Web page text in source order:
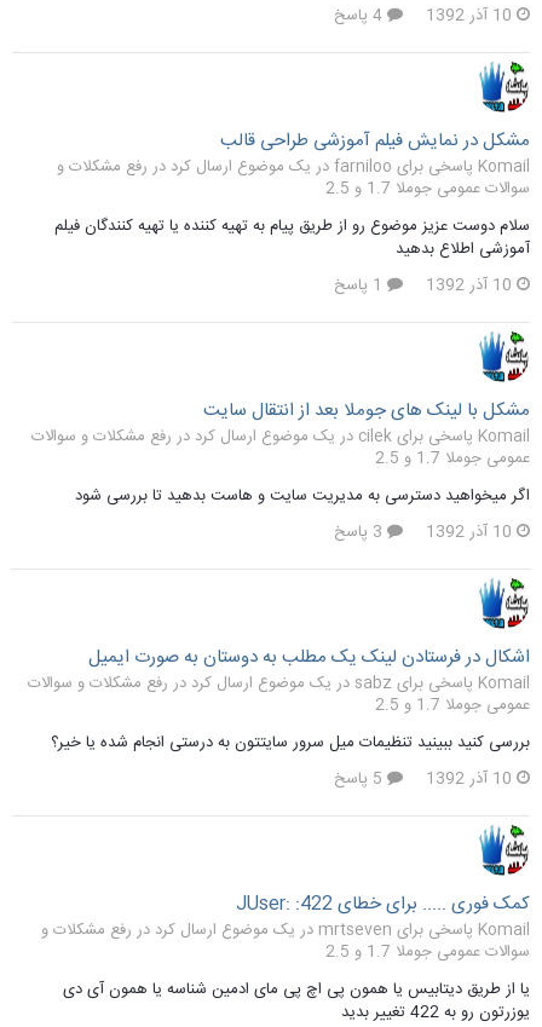
10 آذر 1392
مشکل در نمایش فیلم آموزشی طراحی قالب
Komail پاسخی برای farniloo در یک موضوع ارسال کرد در
رفع مشکلات و
سوالات عمومی جوملا 1.7 و 2.5
سلام دوست عزیز موضوع رو از طریق پیام به تهیه کننده یا تهیه کنندگان فیلم
آموزشی اطلاع بدهید
10 آذر 1392
مشکل با لینک های جوملا بعد از انتقال سایت
Komail پاسخی برای cilek در یک موضوع ارسال کرد در
رفع مشکلات و سوالات
عمومی جوملا 1.7 و 2.5
اگر میخواهید دسترسی به مدیریت سایت و هاست بدهید تا بررسی شود
10 آذر 1392
اشکال در فرستادن لینک یک مطلب به دوستان به صورت ایمیل
Komail پاسخی برای sabz در یک موضوع ارسال کرد در
رفع مشکلات و سوالات
عمومی جوملا 1.7 و 2.5
بررسی کنید ببینید تنظیمات میل سرور سایتتون به درستی انجام شده یا خیر؟
10 آذر 1392
کمک فوری ..... برای خطای JUser: :422
Komail پاسخی برای mrtseven در یک موضوع ارسال کرد در
رفع مشکلات و
سوالات عمومی جوملا 1.7 و 2.5
یا از طریق دیتابیس یا همون پی اچ پی مای ادمین شناسه یا همون آی دی
یوزرتون رو به 422 تغییر بدید